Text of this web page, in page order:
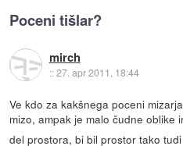
Poceni tišlar?
mirch
::27. apr 2011, 18:44
Ve kdo za kakšnega poceni
mizo, ampak je malo čudne oblike
del prostora, bi bil prostor tako